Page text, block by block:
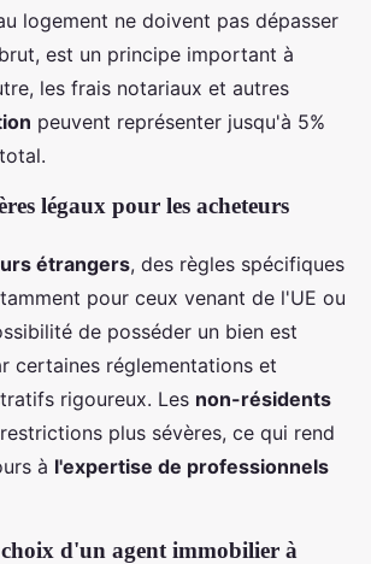
logement ne doivent pas dépasser
est un principe important à
les frais notariaux et autres
peuvent représenter jusqu'à 5%
légaux pour les acheteurs
étrangers, des règles spécifiques
pour ceux venant de l'UE ou
de posséder un bien est
certaines réglementations et
rigoureux. Les non-résidents
plus sévères, ce qui rend
à l'expertise de professionnels
choix d'un agent immobilier à